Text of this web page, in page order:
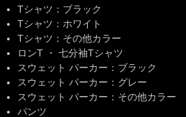
Tシャツ：ブラック
Tシャツ：ホワイト
Tシャツ：その他カラー
ロンT ・ 七分袖Tシャツ
スウェット パーカー：ブラック
スウェット パーカー：グレー
スウェット パーカー：その他カラー
パンツ